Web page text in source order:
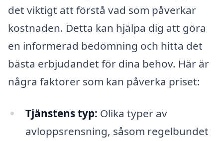
det viktigt att förstå vad som påverkar
kostnaden. Detta kan hjälpa dig att göra
en informerad bedömning och hitta det
bästa erbjudandet för dina behov. Här är
några faktorer som kan påverka priset:
Tjänstens typ: Olika typer av
avloppsrensning, såsom regelbundet